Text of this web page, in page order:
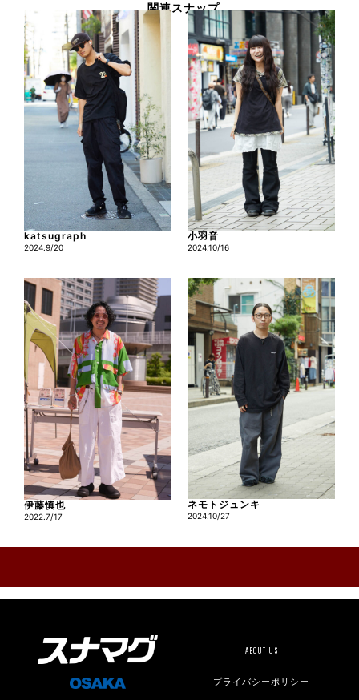
関連スナップ
katsugraph
2024.9/20
小羽音
2024.10/16
伊藤慎也
2022.7/17
ネモトジュンキ
2024.10/27
ABOUT US
プライバシーポリシー